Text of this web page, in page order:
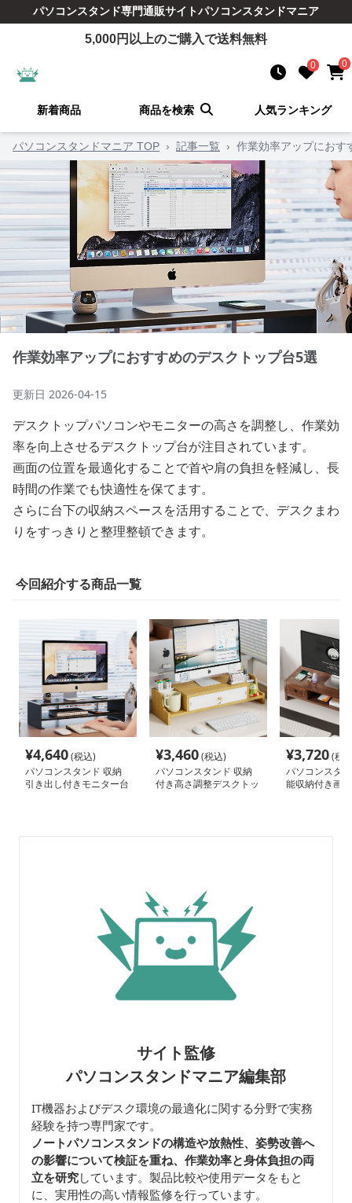
パソコンスタンド専門通販サイトパソコンスタンドマニア
5,000円以上のご購入で送料無料
0 0
新着商品 商品を検索 人気ランキング
パソコンスタンドマニア TOP › 記事一覧 › 作業効率アップにおす
作業効率アップにおすすめのデスクトップ台5選
更新日 2026-04-15
デスクトップパソコンやモニターの高さを調整し、作業効
率を向上させるデスクトップ台が注目されています。
画面の位置を最適化することで首や肩の負担を軽減し、長
時間の作業でも快適性を保てます。
さらに台下の収納スペースを活用することで、デスクまわ
りをすっきりと整理整頓できます。
今回紹介する商品一覧
¥4,640(税込)
パソコンスタンド 収納
引き出し付きモニター台
¥3,460(税込)
パソコンスタンド 収納
付き高さ調整デスクトッ
¥3,720(税
パソコンスタ
能収納付き画
サイト監修
パソコンスタンドマニア編集部
IT機器およびデスク環境の最適化に関する分野で実務
経験を持つ専門家です。
ノートパソコンスタンドの構造や放熱性、姿勢改善へ
の影響について検証を重ね、作業効率と身体負担の両
立を研究しています。製品比較や使用データをもと
に、実用性の高い情報監修を行っています。